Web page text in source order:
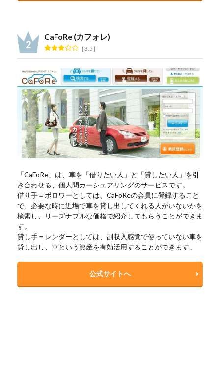
CaFoRe (カフォレ)
3.5
「CaFoRe」は、車を「借りたい人」と「貸したい人」を引
き合わせる、個人間カーシェアリングのサービスです。
借り手＝ボロワーとしては、CaFoReの会員に登録すること
で、必要な時に近場で車を貸し出してくれる人がいないかを
検索し、リーズナブルな価格で紹介してもらうことができま
す。
貸し手＝レンダーとしては、副収入感覚で使っていない車を
貸し出し、車という資産を有効活用することができます。
公式サイトへ